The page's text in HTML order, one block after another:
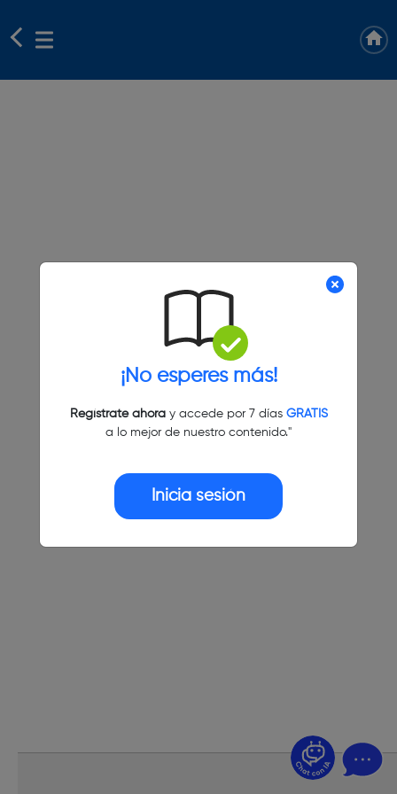
¡No esperes más!
Regístrate ahoray accede por 7 días GRATIS
a lo mejor de nuestro contenido."
Inicia sesión